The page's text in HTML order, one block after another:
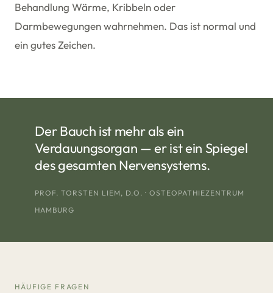
Behandlung Wärme, Kribbeln oder
Darmbewegungen wahrnehmen. Das ist normal und
ein gutes Zeichen.
Der Bauch ist mehr als ein
Verdauungsorgan — er ist ein Spiegel
des gesamten Nervensystems.
PROF. TORSTEN LIEM, D.O. · OSTEOPATHIEZENTRUM
HAMBURG
HÄUFIGE FRAGEN